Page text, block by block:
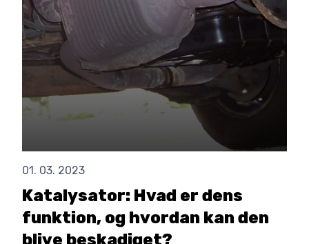
01. 03. 2023
Katalysator: Hvad er dens
funktion, og hvordan kan den
blive beskadiget?